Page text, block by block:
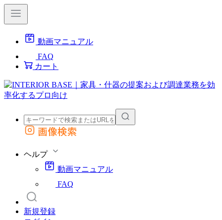
動画マニュアル
FAQ
カート
外部サイトの商品をカートに追加
画像検索
ヘルプ
動画マニュアル
FAQ
新規登録